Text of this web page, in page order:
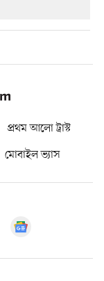
প্রথম আলো ট্রাস্ট
মোবাইল ভ্যাস